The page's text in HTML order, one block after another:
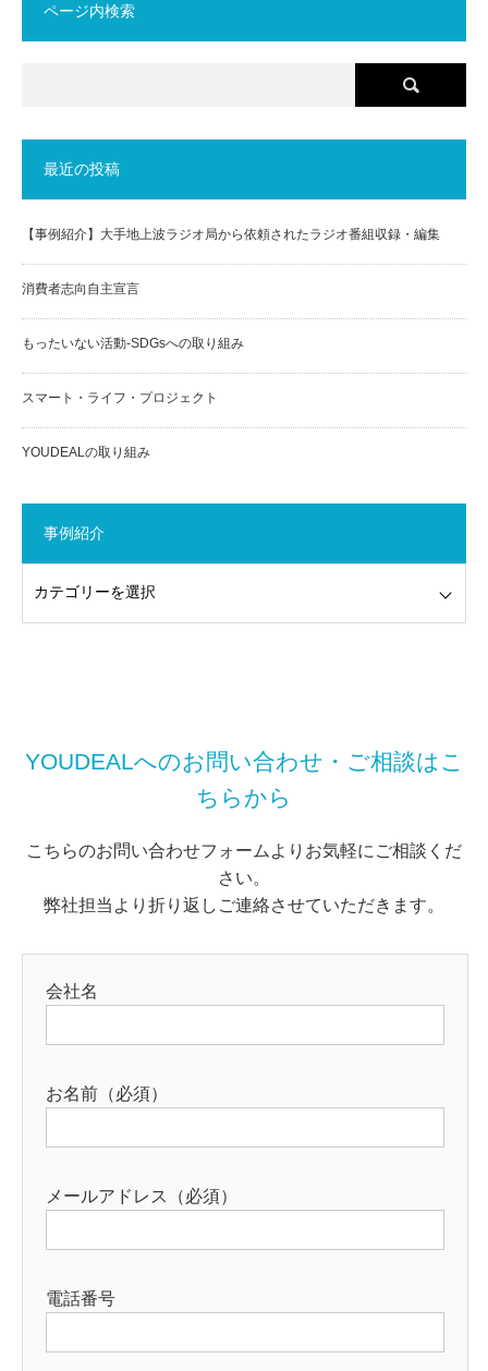
ページ内検索
最近の投稿
【事例紹介】大手地上波ラジオ局から依頼されたラジオ番組収録・編集
消費者志向自主宣言
もったいない活動-SDGsへの取り組み
スマート・ライフ・プロジェクト
YOUDEALの取り組み
事例紹介
YOUDEALへのお問い合わせ・ご相談はこ
ちらから
こちらのお問い合わせフォームよりお気軽にご相談くだ
さい。
弊社担当より折り返しご連絡させていただきます。
会社名
お名前（必須）
メールアドレス（必須）
電話番号